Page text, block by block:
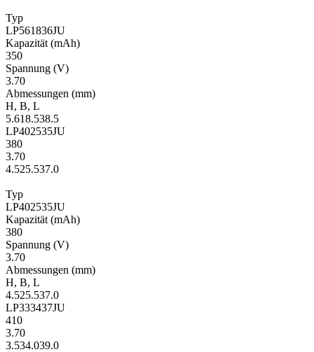
Typ
LP561836JU
Kapa­zität (mAh)
350
Span­nung (V)
3.70
Ab­mes­sungen (mm)
H, B, L
5.618.538.5
LP402535JU
380
3.70
4.525.537.0
Typ
LP402535JU
Kapa­zität (mAh)
380
Span­nung (V)
3.70
Ab­mes­sungen (mm)
H, B, L
4.525.537.0
LP333437JU
410
3.70
3.534.039.0